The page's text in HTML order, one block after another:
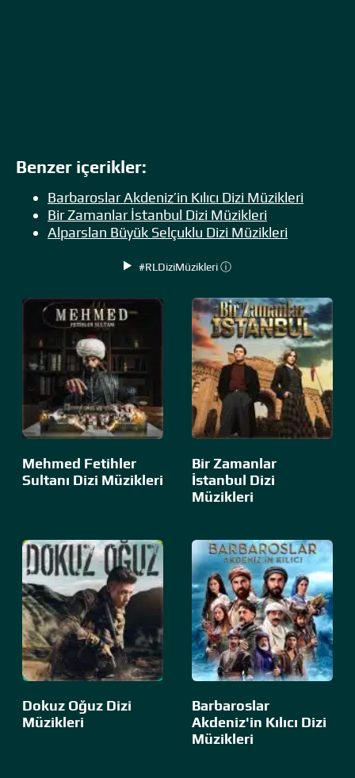
Benzer içerikler:
Barbaroslar Akdeniz’in Kılıcı Dizi Müzikleri
Bir Zamanlar İstanbul Dizi Müzikleri
Alparslan Büyük Selçuklu Dizi Müzikleri
#RLDiziMüzikleri ⓘ
Mehmed Fetihler
Sultanı Dizi Müzikleri
Bir Zamanlar
İstanbul Dizi
Müzikleri
Dokuz Oğuz Dizi
Müzikleri
Barbaroslar
Akdeniz'in Kılıcı Dizi
Müzikleri